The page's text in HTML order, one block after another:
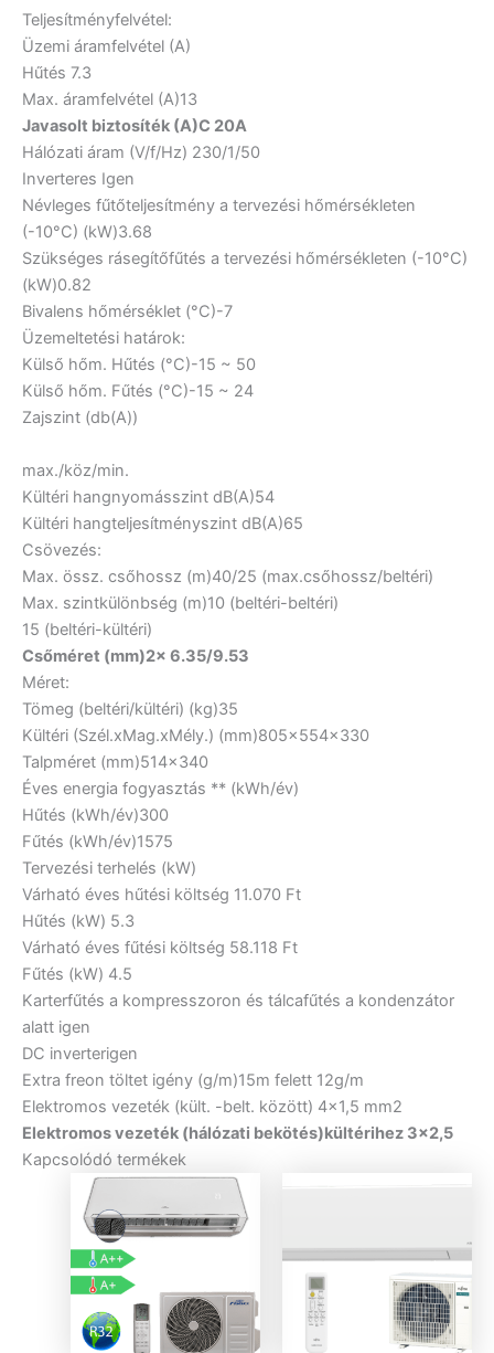
Teljesítményfelvétel:
Üzemi áramfelvétel (A)
Hűtés 7.3
Max. áramfelvétel (A)13
Javasolt biztosíték (A)C 20A
Hálózati áram (V/f/Hz) 230/1/50
Inverteres Igen
Névleges fűtőteljesítmény a tervezési hőmérsékleten
(-10°C) (kW)3.68
Szükséges rásegítőfűtés a tervezési hőmérsékleten (-10°C)
(kW)0.82
Bivalens hőmérséklet (°C)-7
Üzemeltetési határok:
Külső hőm. Hűtés (°C)-15 ~ 50
Külső hőm. Fűtés (°C)-15 ~ 24
Zajszint (db(A))
max./köz/min.
Kültéri hangnyomásszint dB(A)54
Kültéri hangteljesítményszint dB(A)65
Csövezés:
Max. össz. csőhossz (m)40/25 (max.csőhossz/beltéri)
Max. szintkülönbség (m)10 (beltéri-beltéri)
15 (beltéri-kültéri)
Csőméret (mm)2x 6.35/9.53
Méret:
Tömeg (beltéri/kültéri) (kg)35
Kültéri (Szél.xMag.xMély.) (mm)805x554x330
Talpméret (mm)514×340
Éves energia fogyasztás ** (kWh/év)
Hűtés (kWh/év)300
Fűtés (kWh/év)1575
Tervezési terhelés (kW)
Várható éves hűtési költség 11.070 Ft
Hűtés (kW) 5.3
Várható éves fűtési költség 58.118 Ft
Fűtés (kW) 4.5
Karterfűtés a kompresszoron és tálcafűtés a kondenzátor
alatt igen
DC inverterigen
Extra freon töltet igény (g/m)15m felett 12g/m
Elektromos vezeték (kült. -belt. között) 4×1,5 mm2
Elektromos vezeték (hálózati bekötés)kültérihez 3×2,5
Kapcsolódó termékek